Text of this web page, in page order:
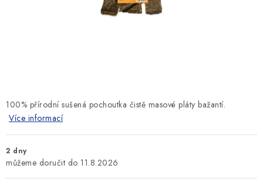
100% přírodní sušená pochoutka čistě masové pláty bažantí.
Více informací
2 dny
11.8.2026